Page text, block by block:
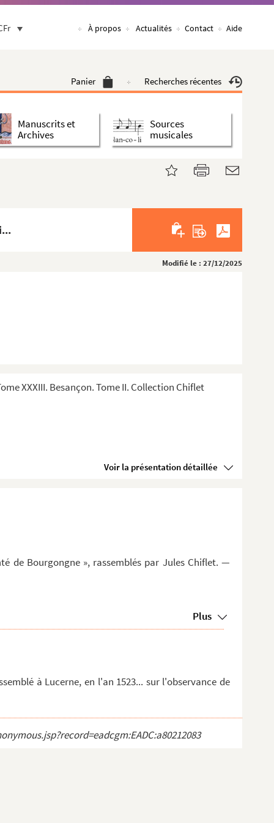
À propos Actualités Contact Aide
Panier Recherches récentes
Manuscrits et
Archives
Sources
musicales
Modifié le : 27/12/2025
XXXIII. Besançon. Tome II. Collection Chiflet
Voir la présentation détaillée
de Bourgongne », rassemblés par Jules Chiflet. —
Plus
à Lucerne, en l'an 1523... sur l'observance de